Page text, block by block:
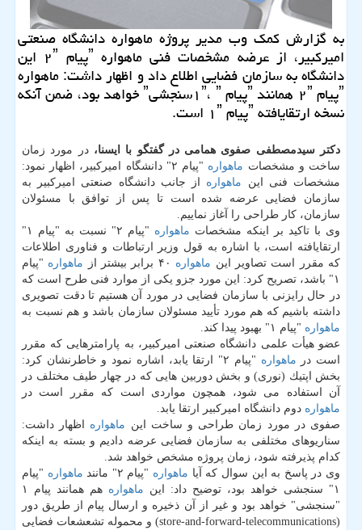
به گزارش كمك وب مدیر پروژه ماهواره دانشگاه صنعتی
امیركبیر، از عرضه مشخصات فنی ماهواره ˮپیام ۲ˮ این
دانشگاه به سازمان فضایی اطلاع داد و اظهار داشت: ماهواره
ˮپیام ۲ˮ همانند ˮپیام ۱ˮ، ˮسنجشیˮ خواهد بود، ضمن آنكه
نسخه ارتقایافته ˮپیام ۱ˮ است.
دكتر سیدمصطفی صفوی همامی در گفتگو با ایسنا،در مورد زمان
ساخت و مشخصات ماهواره
"پیام ۲" دانشگاه امیركبیر، اظهار نمود:
مشخصات فنی این ماهواره از جانب دانشگاه صنعتی امیركبیر به
سازمان فضایی عرضه شده است تا پس از توافق با مسئولان
سازمان، كار طراحی را آغاز نماییم.
وی با تاكید بر اینكه مشخصات ماهواره
"پیام ۲" نسبت به "پیام ۱"
ارتقایافته است، با اشاره به قول وزیر ارتباطات و فناوری اطلاعات
كه مقرر است تصاویر این ماهواره ماهواره "پیام
۱" باشد، تصریح كرد: این مورد جزو یكی از موارد فنی طرح است كه
در حال رایزنی با سازمان فضایی در مورد آن هستیم تا دقت تصویری
داشته باشیم كه هم مورد تأیید مسئولان سازمان باشد و هم نسبت به
ماهواره "پیام ۱" بهبود پیدا كند.
عضو هیأت علمی دانشگاه صنعتی امیركبیر، به پارامترهایی كه مقرر
است در ماهواره
"پیام ۲" ارتقا یابد، اشاره نمود و خاطرنشان كرد:
بخش اپتیك (نوری) و بخش دوربین هایی كه در چهار طیف مختلف در
آن استفاده می شود، همچون مواردی است كه مقرر است در
ماهواره دوم دانشگاه امیركبیر ارتقا یابد.
صفوی در مورد زمان طراحی و ساخت این ماهواره اظهار داشت:
سناریوهای مختلفی به سازمان فضایی عرضه دادیم و بسته به اینكه
كدام پذیرفته شود، زمان پروژه مشخص خواهد شد.
وی در پاسخ به این سوال كه آیا ماهواره "پیام ۲" مانند ماهواره "پیام
۱" سنجشی خواهد بود، توضیح داد: این
ماهواره
هم همانند پیام ۱
"سنجشی" خواهد بود و غیر از آن ذخیره و ارسال پیام از طریق دور
(store-and-forward-telecommunications) و محموله تشعشعات فضایی